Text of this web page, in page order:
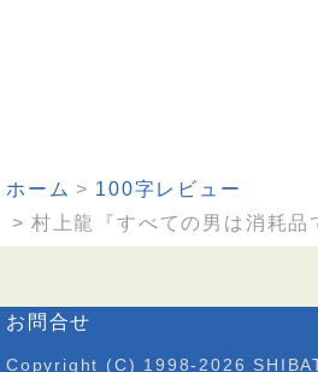
ホーム
100字レビュー
村上龍『すべての男は消耗品
お問合せ
Copyright (C) 1998-2026